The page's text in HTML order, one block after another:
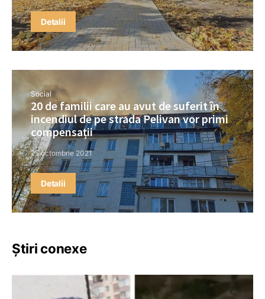
Detalii
Social
20 de familii care au avut de suferit în
incendiul de pe strada Pelivan vor primi
compensații
25 octombrie 2021
Detalii
Știri conexe